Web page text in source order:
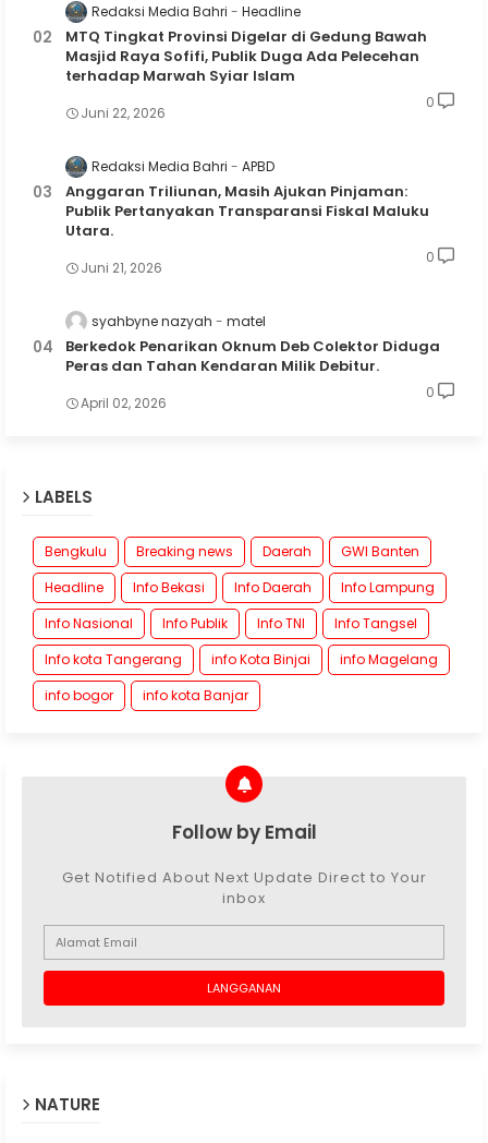
Redaksi Media Bahri Headline
MTQ Tingkat Provinsi Digelar di Gedung Bawah
Masjid Raya Sofifi, Publik Duga Ada Pelecehan
terhadap Marwah Syiar Islam
Juni 22, 2026
0
Redaksi Media Bahri APBD
Anggaran Triliunan, Masih Ajukan Pinjaman:
Publik Pertanyakan Transparansi Fiskal Maluku
Utara.
Juni 21, 2026
0
syahbyne nazyah matel
Berkedok Penarikan Oknum Deb Colektor Diduga
Peras dan Tahan Kendaran Milik Debitur.
April 02, 2026
0
LABELS
Bengkulu Breaking news Daerah
GWI Banten
Headline
Info Bekasi Info Daerah
Info Lampung
Info Nasional
Info Publik Info TNI
Info Tangsel
Info kota Tangerang
info Kota Binjai
info Magelang
info bogor
info kota Banjar
Follow by Email
Get Notified About Next Update Direct to Your
inbox
NATURE